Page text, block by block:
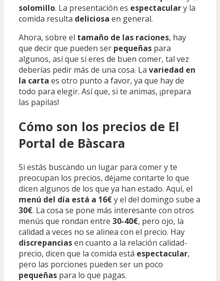
solomillo. La presentación es espectaculary la
comida resulta deliciosa en general.
Ahora, sobre el tamaño de las raciones, hay
que decir que pueden ser pequeñas para
algunos, así que si eres de buen comer, tal vez
deberías pedir más de una cosa. La variedad en
la carta es otro punto a favor, ya que hay de
todo para elegir. Así que, si te animas, ¡prepara
las papilas!
Cómo son los precios de El
Portal de Bàscara
Si estás buscando un lugar para comer y te
preocupan los precios, déjame contarte lo que
dicen algunos de los que ya han estado. Aquí, el
menú del día está a 16€y el del domingo sube a
30€. La cosa se pone más interesante con otros
menús que rondan entre 30-40€, pero ojo, la
calidad a veces no se alinea con el precio. Hay
discrepanciasen cuanto a la relación calidad-
precio, dicen que la comida está espectacular,
pero las porciones pueden ser un poco
pequeñas para lo que pagas.